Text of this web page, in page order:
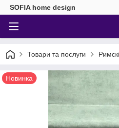
SOFIA home design
Товари та послуги
Новинка